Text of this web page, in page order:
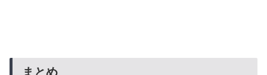
まとめ